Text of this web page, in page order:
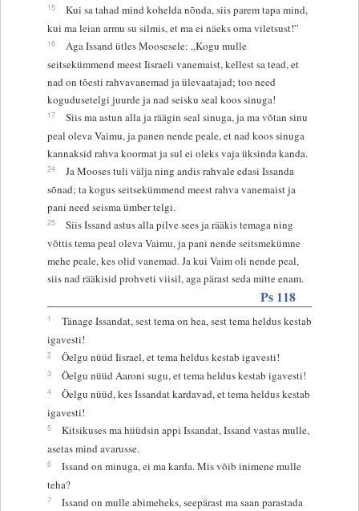
15
Kui sa tahad mind kohelda nõnda, siis parem tapa mind,
kui ma leian armu su silmis, et ma ei näeks oma viletsust!”
16
Aga Issand ütles Moosesele: „Kogu mulle
seitsekümmend meest Iisraeli vanemaist, kellest sa tead, et
nad on tõesti rahvavanemad ja ülevaatajad; too need
kogudusetelgi juurde ja nad seisku seal koos sinuga!
17
Siis ma astun alla ja räägin seal sinuga, ja ma võtan sinu
peal oleva Vaimu, ja panen nende peale, et nad koos sinuga
kannaksid rahva koormat ja sul ei oleks vaja üksinda kanda.
24
Ja Mooses tuli välja ning andis rahvale edasi Issanda
sõnad; ta kogus seitsekümmend meest rahva vanemaist ja
pani need seisma ümber telgi.
25
Siis Issand astus alla pilve sees ja rääkis temaga ning
võttis tema peal oleva Vaimu, ja pani nende seitsmekümne
mehe peale, kes olid vanemad. Ja kui Vaim oli nende peal,
siis nad rääkisid prohveti viisil, aga pärast seda mitte enam.
Ps 118
1
Tänage Issandat, sest tema on hea, sest tema heldus kestab
igavesti!
2 Öelgu nüüd Iisrael, et tema heldus kestab igavesti!
3 Öelgu nüüd Aaroni sugu, et tema heldus kestab igavesti!
4
Öelgu nüüd, kes Issandat kardavad, et tema heldus kestab
igavesti!
5
Kitsikuses ma hüüdsin appi Issandat, Issand vastas mulle,
asetas mind avarusse.
6
Issand on minuga, ei ma karda. Mis võib inimene mulle
teha?
7
Issand on mulle abimeheks, seepärast ma saan parastada